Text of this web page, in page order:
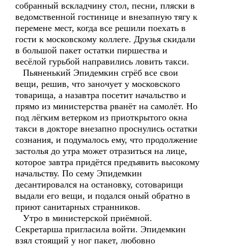
собранный вскладчину стол, песни, пляски в
ведомственной гостинице и внезапную тягу к
перемене мест, когда все решили поехать в
гости к московскому коллеге. Друзья скидали
в большой пакет остатки пиршества и
весёлой гурьбой направились ловить такси.
Пьяненький Эпидемкин сгрёб все свои
вещи, решив, что заночует у московского
товарища, а назавтра посетит начальство и
прямо из министерства рванёт на самолёт. Но
под лёгким ветерком из приоткрытого окна
такси в докторе внезапно проснулись остатки
сознания, и подумалось ему, что продолжение
застолья до утра может отразиться на лице,
которое завтра придётся предъявить высокому
начальству. По сему Эпидемкин
десантировался на остановку, сотоварищи
выдали его вещи, и подался оный обратно в
приют санитарных странников.
Утро в министерской приёмной.
Секретарша пригласила войти. Эпидемкин
взял стоящий у ног пакет, любовно